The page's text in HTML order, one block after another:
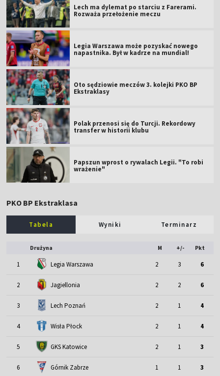
Lech ma dylemat po starciu z Farerami.
Rozważa przełożenie meczu
Legia Warszawa może pozyskać nowego
napastnika. Był w kadrze na mundial!
Oto sędziowie meczów 3. kolejki PKO BP
Ekstraklasy
Polak przenosi się do Turcji. Rekordowy
transfer w historii klubu
Papszun wprost o rywalach Legii. "To robi
wrażenie"
PKO BP Ekstraklasa
Tabela Wyniki Terminarz
Drużyna M +/- Pkt
1 Legia Warszawa 2 3 6
2 Jagiellonia 2 2 6
3 Lech Poznań 2 1 4
4 Wisła Płock 2 1 4
5 GKS Katowice 2 1 3
6 Górnik Zabrze 1 1 3